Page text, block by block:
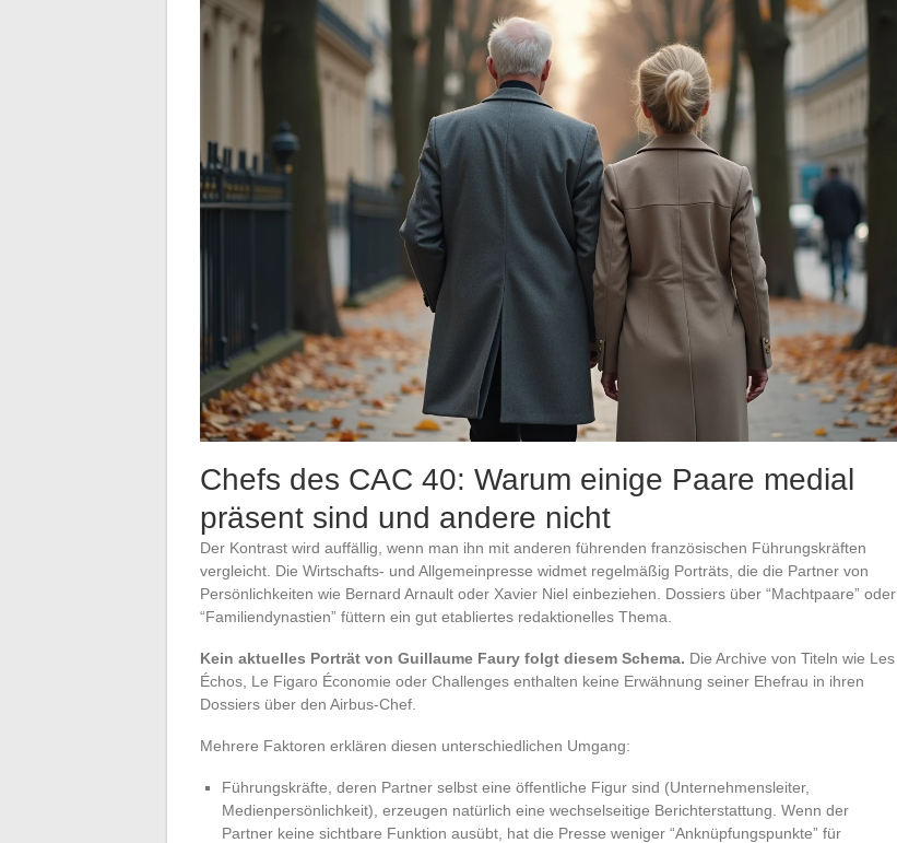
Chefs des CAC 40: Warum einige Paare medial
präsent sind und andere nicht
Der Kontrast wird auffällig, wenn man ihn mit anderen führenden französischen Führungskräften
vergleicht. Die Wirtschafts- und Allgemeinpresse widmet regelmäßig Porträts, die die Partner von
Persönlichkeiten wie Bernard Arnault oder Xavier Niel einbeziehen. Dossiers über “Machtpaare” oder
“Familiendynastien” füttern ein gut etabliertes redaktionelles Thema.
Kein aktuelles Porträt von Guillaume Faury folgt diesem Schema. Die Archive von Titeln wie Les
Échos, Le Figaro Économie oder Challenges enthalten keine Erwähnung seiner Ehefrau in ihren
Dossiers über den Airbus-Chef.
Mehrere Faktoren erklären diesen unterschiedlichen Umgang:
Führungskräfte, deren Partner selbst eine öffentliche Figur sind (Unternehmensleiter,
Medienpersönlichkeit), erzeugen natürlich eine wechselseitige Berichterstattung. Wenn der
Partner keine sichtbare Funktion ausübt, hat die Presse weniger “Anknüpfungspunkte” für